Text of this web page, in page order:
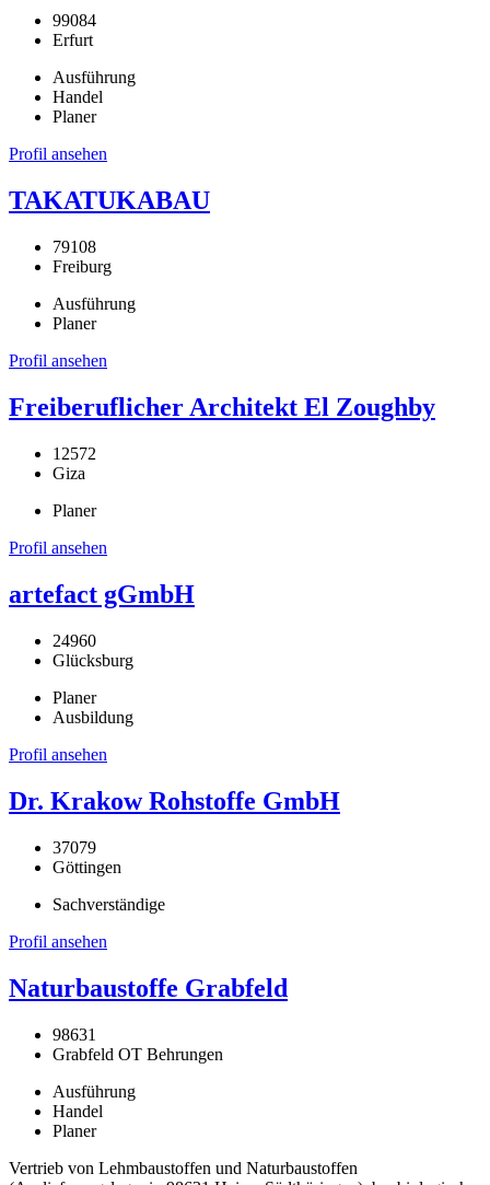
99084
Erfurt
Ausführung
Handel
Planer
Profil ansehen
TAKATUKABAU
79108
Freiburg
Ausführung
Planer
Profil ansehen
Freiberuflicher Architekt El Zoughby
12572
Giza
Planer
Profil ansehen
artefact gGmbH
24960
Glücksburg
Planer
Ausbildung
Profil ansehen
Dr. Krakow Rohstoffe GmbH
37079
Göttingen
Sachverständige
Profil ansehen
Naturbaustoffe Grabfeld
98631
Grabfeld OT Behrungen
Ausführung
Handel
Planer
Vertrieb von Lehmbaustoffen und Naturbaustoffen